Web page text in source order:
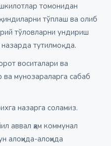
томонидан
тўплаш ва олиб
тўловларни ундириш
тутилмоқда.
воситалари ва
мунозараларга сабаб
назарга соламиз.
аввал ҳам коммунал
алоҳида-алоҳида